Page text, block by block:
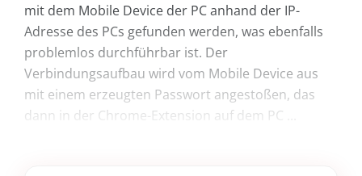
mit dem Mobile Device der PC anhand der IP-
Adresse des PCs gefunden werden, was ebenfalls
problemlos durchführbar ist. Der
Verbindungsaufbau wird vom Mobile Device aus
mit einem erzeugten Passwort angestoßen, das
dann in der Chrome-Extension auf dem PC ...